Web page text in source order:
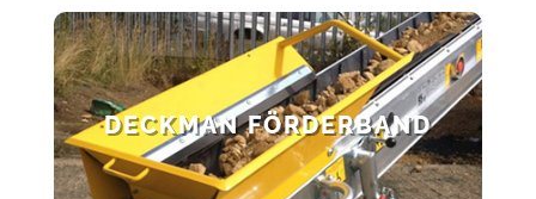
DECKMAN FÖRDERBAND